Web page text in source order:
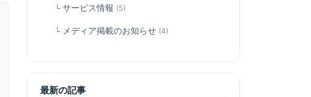
サービス情報 (5)
メディア掲載のお知らせ (4)
最新の記事